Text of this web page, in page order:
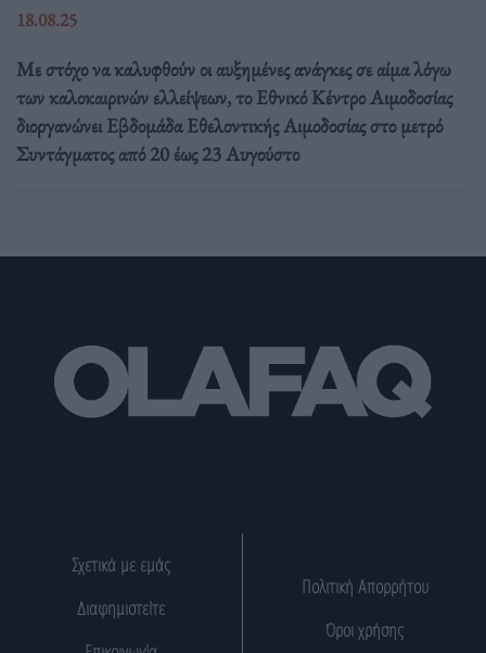
18.08.25
Με στόχο να καλυφθούν οι αυξημένες ανάγκες σε αίμα λόγω
των καλοκαιρινών ελλείψεων, το Εθνικό Κέντρο Αιμοδοσίας
διοργανώνει Εβδομάδα Εθελοντικής Αιμοδοσίας στο μετρό
Συντάγματος από 20 έως 23 Αυγούστο
Σχετικά με εμάς
Διαφημιστείτε
Πολιτική Απορρήτου
Όροι χρήσης